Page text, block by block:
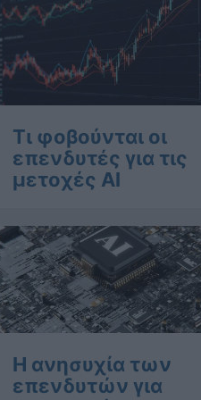
Τι φοβούνται οι
επενδυτές για τις
μετοχές ΑΙ
Η ανησυχία των
επενδυτών για